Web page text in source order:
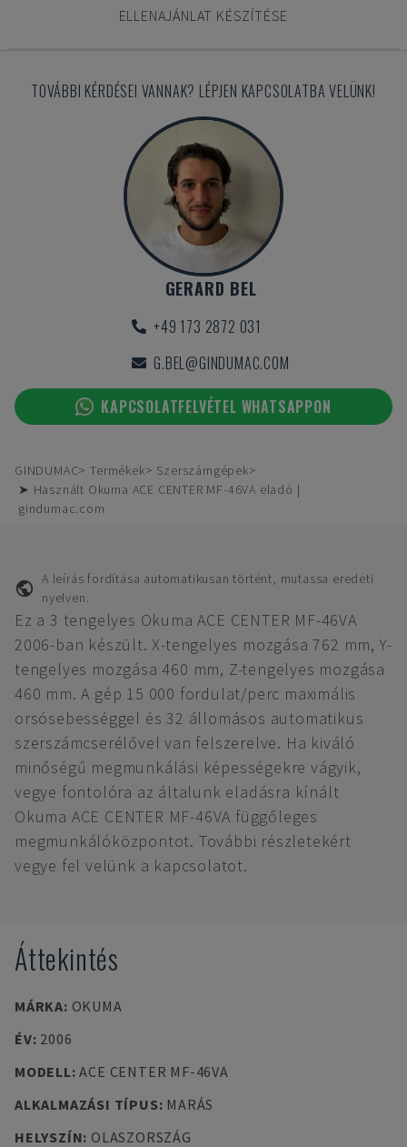
ELLENAJÁNLAT KÉSZÍTÉSE
TOVÁBBI KÉRDÉSEI VANNAK? LÉPJEN KAPCSOLATBA VELÜNK!
GERARD BEL
+49 173 2872 031
G.BEL@GINDUMAC.COM
KAPCSOLATFELVÉTEL WHATSAPPON
GINDUMAC Termékek
Szerszámgépek
➤ Használt Okuma ACE CENTER MF-46VA eladó |
gindumac.com
A leírás fordítása automatikusan történt, mutassa eredeti
nyelven.
Ez a 3 tengelyes Okuma ACE CENTER MF-46VA
2006-ban készült. X-tengelyes mozgása 762 mm, Y-
tengelyes mozgása 460 mm, Z-tengelyes mozgása
460 mm. A gép 15 000 fordulat/perc maximális
orsósebességgel és 32 állomásos automatikus
szerszámcserélővel van felszerelve. Ha kiváló
minőségű megmunkálási képességekre vágyik,
vegye fontolóra az általunk eladásra kínált
Okuma ACE CENTER MF-46VA függőleges
megmunkálóközpontot. További részletekért
vegye fel velünk a kapcsolatot.
Áttekintés
MÁRKA: OKUMA
ÉV: 2006
MODELL:ACE CENTER MF-46VA
ALKALMAZÁSI TÍPUS: MARÁS
HELYSZÍN: OLASZORSZÁG